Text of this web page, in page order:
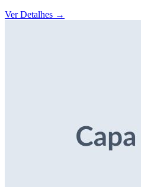
Ver Detalhes →